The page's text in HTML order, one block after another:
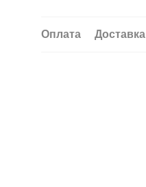
Оплата Доставка